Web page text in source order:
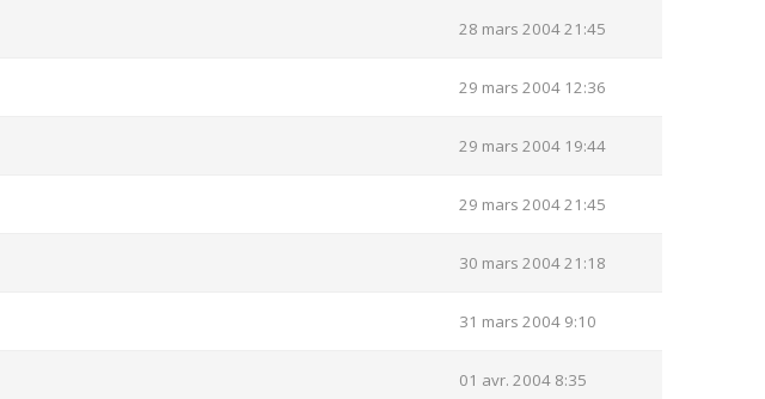
28 mars 2004 21:45
29 mars 2004 12:36
29 mars 2004 19:44
29 mars 2004 21:45
30 mars 2004 21:18
31 mars 2004 9:10
01 avr. 2004 8:35